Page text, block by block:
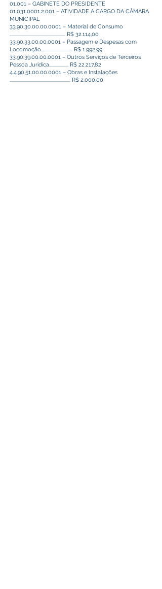
01.001 – GABINETE DO PRESIDENTE
01.031.0001.2.001 – ATIVIDADE A CARGO DA CÂMARA
MUNICIPAL
33.90.30.00.00.0001 – Material de Consumo
....................................................... R$ 32.114,00
33.90.33.00.00.0001 – Passagem e Despesas com
Locomoção............................... R$ 1.992,99
33.90.39.00.00.0001 – Outros Serviços de Terceiros
Pessoa Juridica................... R$ 22.217,82
4.4.90.51.00.00.0001 – Obras e Instalações
............................................................ R$ 2.000,00